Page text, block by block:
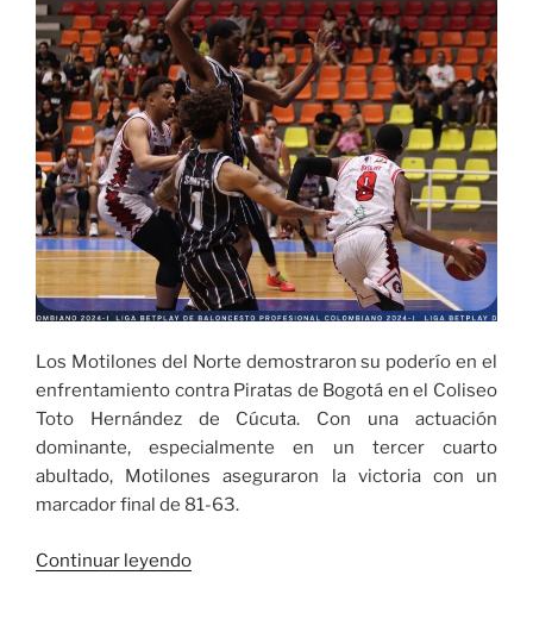
Los Motilones del Norte demostraron su poderío en el
enfrentamiento contra Piratas de Bogotá en el Coliseo
Toto Hernández de Cúcuta. Con una actuación
dominante, especialmente en un tercer cuarto
abultado, Motilones aseguraron la victoria con un
marcador final de 81-63.
Continuar leyendo«Motilones